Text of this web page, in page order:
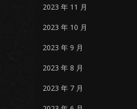
2023 年 11 月
2023 年 10 月
2023 年 9 月
2023 年 8 月
2023 年 7 月